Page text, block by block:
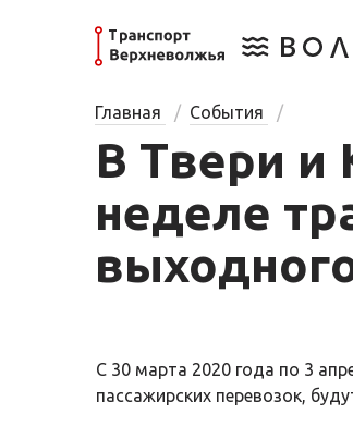
Главная События
В Твери и
неделе
С 30 марта 2020 года по 3
пассажирских перевозок,